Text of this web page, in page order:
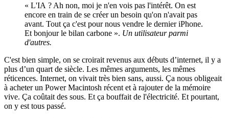
« L'IA ? Ah non, moi je n'en vois pas l'intérêt. On est
encore en train de se créer un besoin qu'on n'avait pas
avant. Tout ça c'est pour nous vendre le dernier iPhone.
Et bonjour le bilan carbone ». Un utilisateur parmi
d'autres.
C'est bien simple, on se croirait revenus aux débuts d’internet, il y a
plus d’un quart de siècle. Les mêmes arguments, les mêmes
réticences. Internet, on vivait très bien sans, aussi. Ça nous obligeait
à acheter un Power Macintosh récent et à rajouter de la mémoire
vive. Ça coûtait des sous. Et ça bouffait de l'électricité. Et pourtant,
on y est tous passé.